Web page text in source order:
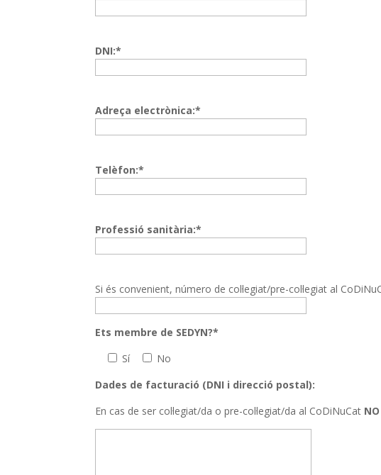
DNI:*
Adreça electrònica:*
Telèfon:*
Professió sanitària:*
Si és convenient, número de col·legiat/pre-col·legiat al
Ets membre de SEDYN?*
Sí
No
Dades de facturació (DNI i direcció postal):
En cas de ser col·legiat/da o pre-col·legiat/da al CoDiNuCat NO